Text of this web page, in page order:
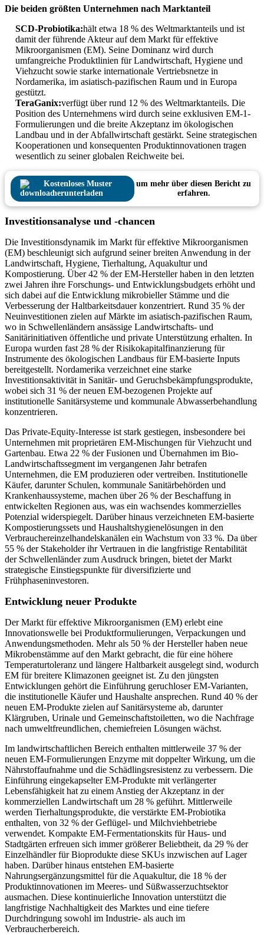
Die beiden größten Unternehmen nach Marktanteil
SCD-Probiotika:hält etwa 18 % des Weltmarktanteils und ist
damit der führende Akteur auf dem Markt für effektive
Mikroorganismen (EM). Seine Dominanz wird durch
umfangreiche Produktlinien für Landwirtschaft, Hygiene und
Viehzucht sowie starke internationale Vertriebsnetze in
Nordamerika, im asiatisch-pazifischen Raum und in Europa
gestützt.
TeraGanix:verfügt über rund 12 % des Weltmarktanteils. Die
Position des Unternehmens wird durch seine exklusiven EM-1-
Formulierungen und die breite Akzeptanz im ökologischen
Landbau und in der Abfallwirtschaft gestärkt. Seine strategischen
Kooperationen und konsequenten Produktinnovationen tragen
wesentlich zu seiner globalen Reichweite bei.
Kostenloses Muster
herunterladen
um mehr über diesen Bericht zu
erfahren.
Investitionsanalyse und -chancen
Die Investitionsdynamik im Markt für effektive Mikroorganismen
(EM) beschleunigt sich aufgrund seiner breiten Anwendung in der
Landwirtschaft, Hygiene, Tierhaltung, Aquakultur und
Kompostierung. Über 42 % der EM-Hersteller haben in den letzten
zwei Jahren ihre Forschungs- und Entwicklungsbudgets erhöht und
sich dabei auf die Entwicklung mikrobieller Stämme und die
Verbesserung der Haltbarkeitsdauer konzentriert. Rund 35 % der
Neuinvestitionen zielen auf Märkte im asiatisch-pazifischen Raum,
wo in Schwellenländern ansässige Landwirtschafts- und
Sanitärinitiativen öffentliche und private Unterstützung erhalten. In
Europa wurden fast 28 % der Risikokapitalfinanzierung für
Instrumente des ökologischen Landbaus für EM-basierte Inputs
bereitgestellt. Nordamerika verzeichnet eine starke
Investitionsaktivität in Sanitär- und Geruchsbekämpfungsprodukte,
wobei sich 31 % der neuen EM-bezogenen Projekte auf
institutionelle Sanitärsysteme und kommunale Abwasserbehandlung
konzentrieren.
Das Private-Equity-Interesse ist stark gestiegen, insbesondere bei
Unternehmen mit proprietären EM-Mischungen für Viehzucht und
Gartenbau. Etwa 22 % der Fusionen und Übernahmen im Bio-
Landwirtschaftssegment im vergangenen Jahr betrafen
Unternehmen, die EM produzieren oder vertreiben. Institutionelle
Käufer, darunter Schulen, kommunale Sanitärbehörden und
Krankenhaussysteme, machen über 26 % der Beschaffung in
entwickelten Regionen aus, was ein wachsendes kommerzielles
Potenzial widerspiegelt. Darüber hinaus verzeichneten EM-basierte
Kompostierungssets und Haushaltshygienelösungen in den
Verbrauchereinzelhandelskanälen ein Wachstum von 33 %. Da über
55 % der Stakeholder ihr Vertrauen in die langfristige Rentabilität
der Schwellenländer zum Ausdruck bringen, bietet der Markt
strategische Einstiegspunkte für diversifizierte und
Frühphaseninvestoren.
Entwicklung neuer Produkte
Der Markt für effektive Mikroorganismen (EM) erlebt eine
Innovationswelle bei Produktformulierungen, Verpackungen und
Anwendungsmethoden. Mehr als 50 % der Hersteller haben neue
Mikrobenstämme auf den Markt gebracht, die für eine höhere
Temperaturtoleranz und längere Haltbarkeit ausgelegt sind, wodurch
EM für breitere Klimazonen geeignet ist. Zu den jüngsten
Entwicklungen gehört die Einführung geruchloser EM-Varianten,
die institutionelle Käufer und Haushalte ansprechen. Rund 40 % der
neuen EM-Produkte zielen auf Sanitärsysteme ab, darunter
Klärgruben, Urinale und Gemeinschaftstoiletten, wo die Nachfrage
nach umweltfreundlichen, chemiefreien Lösungen wächst.
Im landwirtschaftlichen Bereich enthalten mittlerweile 37 % der
neuen EM-Formulierungen Enzyme mit doppelter Wirkung, um die
Nährstoffaufnahme und die Schädlingsresistenz zu verbessern. Die
Einführung eingekapselter EM-Produkte mit verlängerter
Lebensfähigkeit hat zu einem Anstieg der Akzeptanz in der
kommerziellen Landwirtschaft um 28 % geführt. Mittlerweile
werden Tierhaltungsprodukte, die verstärkte EM-Probiotika
enthalten, von 32 % der Geflügel- und Milchviehbetriebe
verwendet. Kompakte EM-Fermentationskits für Haus- und
Stadtgärten erfreuen sich immer größerer Beliebtheit, da 29 % der
Einzelhändler für Bioprodukte diese SKUs inzwischen auf Lager
haben. Darüber hinaus entstehen EM-basierte
Nahrungsergänzungsmittel für die Aquakultur, die 18 % der
Produktinnovationen im Meeres- und Süßwasserzuchtsektor
ausmachen. Diese kontinuierliche Innovation unterstützt die
langfristige Nachhaltigkeit des Marktes und eine tiefere
Durchdringung sowohl im Industrie- als auch im
Verbraucherbereich.